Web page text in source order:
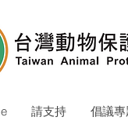
請支持 倡議專